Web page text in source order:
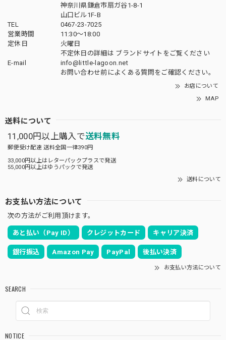
神奈川県鎌倉市扇ガ谷1-8-1
山口ビル1F-B
TEL
0467-23-7025
営業時間
11:30～18:00
定休日
火曜日
不定休日の詳細は ブランドサイト をご覧ください
E-mail
info@little-lagoon.net
お問い合わせ前によくある質問をご確認ください。
お店について
MAP
送料について
11,000円以上購入で送料無料
郵便受け配達 送料全国一律390円
33,000円以上はレターパックプラスで発送
55,000円以上はゆうパックで発送
送料について
お支払い方法について
次の方法がご利用頂けます。
あと払い（Pay ID） クレジットカード キャリア決済
銀行振込 Amazon Pay PayPal 後払い決済
お支払い方法について
SEARCH
NOTICE